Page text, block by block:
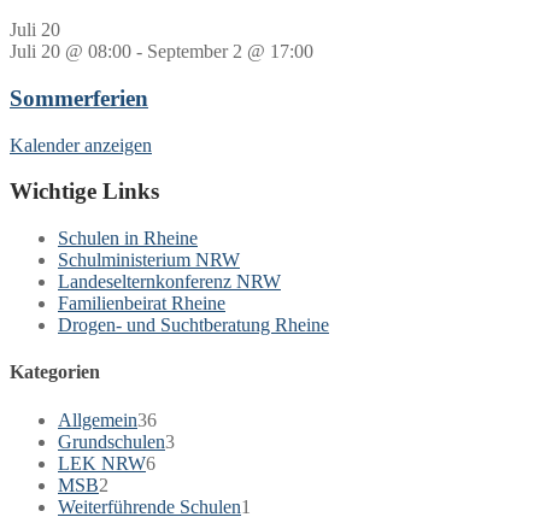
Juli 20
Juli 20 @ 08:00 - September 2 @ 17:00
Sommerferien
Kalender anzeigen
Wichtige Links
Schulen in Rheine
Schulministerium NRW
Landeselternkonferenz NRW
Familienbeirat Rheine
Drogen- und Suchtberatung Rheine
Kategorien
Allgemein36
Grundschulen3
LEK NRW6
MSB2
Weiterführende Schulen1